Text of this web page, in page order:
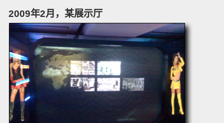
步播放软件来达到多个视频文件的同步播放效果。
2009年2月，某展示厅